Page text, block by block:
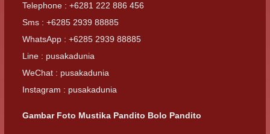
Telephone : +6281 222 886 456
Sms : +6285 2939 88885
WhatsApp : +6285 2939 88885
Line : pusakadunia
WeChat : pusakadunia
Instagram : pusakadunia
Gambar Foto Mustika Pandito Bolo Pandito